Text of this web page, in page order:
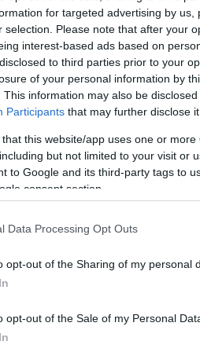
for targeted advertising by
selection. Please note that after your
interest-based ads based on
to third parties prior to your
of your personal information by
This information may also be
Participants that may further disclose
that this website/app uses one or
but not limited to your visit or
to Google and its third-party tags to
consent section.
Data Processing Opt Outs
opt-out of the Sharing of my personal
opt-out of the Sale of my Personal
έρωτας περνάει με ένα
την προηγούμενη
ποτέ σε πρώην. Πάντα
ρε παιδί μου… Βλέπεις
ΔΙΑΦΗΜΙΣΗ